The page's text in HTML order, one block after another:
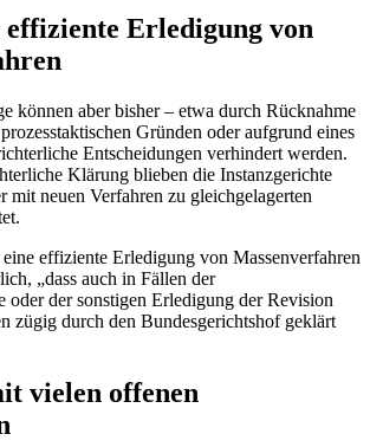
Erledigung von
können aber bisher – etwa durch Rücknahme
Gründen oder aufgrund eines
Entscheidungen verhindert werden.
Klärung blieben die Instanzgerichte
mit neuen Verfahren zu gleichgelagerten
effiziente Erledigung von Massenverfahren
„dass auch in Fällen der
oder der sonstigen Erledigung der Revision
zügig durch den Bundesgerichtshof geklärt
vielen offenen